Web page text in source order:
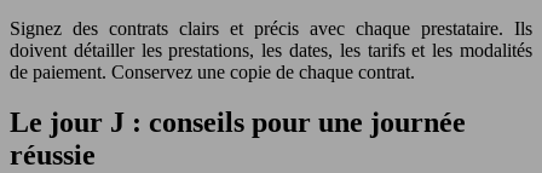
Signez des contrats clairs et précis avec chaque prestataire. Ils
doivent détailler les prestations, les dates, les tarifs et les modalités
de paiement. Conservez une copie de chaque contrat.
Le jour J : conseils pour une journée
réussie